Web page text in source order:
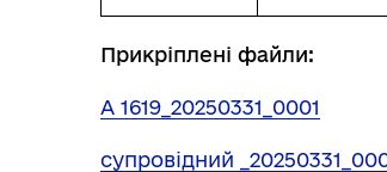
Прикріплені файли:
А 1619_20250331_0001
супровідний